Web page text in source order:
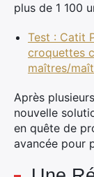
plus de 1 100
Test : Catit
croquettes
maîtres/
Après
nouvelle
en quête de
avancée pour